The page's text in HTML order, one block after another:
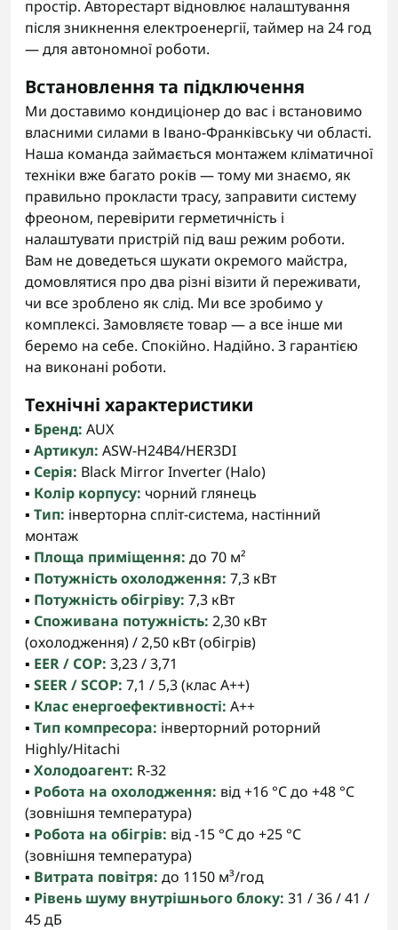
простір. Авторестарт відновлює налаштування
після зникнення електроенергії, таймер на 24 год
— для автономної роботи.
Встановлення та підключення
Ми доставимо кондиціонер до вас і встановимо
власними силами в Івано-Франківську чи області.
Наша команда займається монтажем кліматичної
техніки вже багато років — тому ми знаємо, як
правильно прокласти трасу, заправити систему
фреоном, перевірити герметичність і
налаштувати пристрій під ваш режим роботи.
Вам не доведеться шукати окремого майстра,
домовлятися про два різні візити й переживати,
чи все зроблено як слід. Ми все зробимо у
комплексі. Замовляєте товар — а все інше ми
беремо на себе. Спокійно. Надійно. З гарантією
на виконані роботи.
Технічні характеристики
▪️ Бренд: AUX
▪️ Артикул: ASW-H24B4/HER3DI
▪️ Серія: Black Mirror Inverter (Halo)
▪️ Колір корпусу: чорний глянець
▪️ Тип: інверторна спліт-система, настінний
монтаж
▪️ Площа приміщення: до 70 м²
▪️ Потужність охолодження: 7,3 кВт
▪️ Потужність обігріву: 7,3 кВт
▪️ Споживана потужність: 2,30 кВт
(охолодження) / 2,50 кВт (обігрів)
▪️ EER / COP: 3,23 / 3,71
▪️ SEER / SCOP: 7,1 / 5,3 (клас A++)
▪️ Клас енергоефективності: A++
▪️ Тип компресора: інверторний роторний
Highly/Hitachi
▪️ Холодоагент: R-32
▪️ Робота на охолодження: від +16 °C до +48 °C
(зовнішня температура)
▪️ Робота на обігрів: від -15 °C до +25 °C
(зовнішня температура)
▪️ Витрата повітря: до 1150 м³/год
▪️ Рівень шуму внутрішнього блоку: 31 / 36 / 41 /
45 дБ